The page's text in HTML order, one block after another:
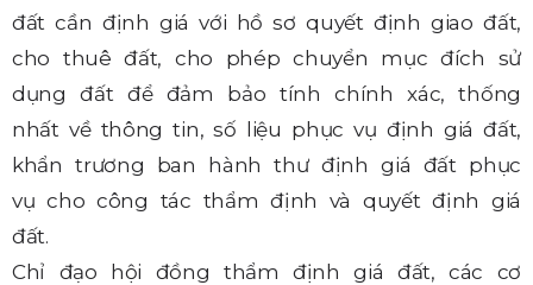
đất cần định giá với hồ sơ quyết định giao đất,
cho thuê đất, cho phép chuyển mục đích sử
dụng đất để đảm bảo tính chính xác, thống
nhất về thông tin, số liệu phục vụ định giá đất,
khẩn trương ban hành thư định giá đất phục
vụ cho công tác thẩm định và quyết định giá
đất.
Chỉ đạo hội đồng thẩm định giá đất, các cơ